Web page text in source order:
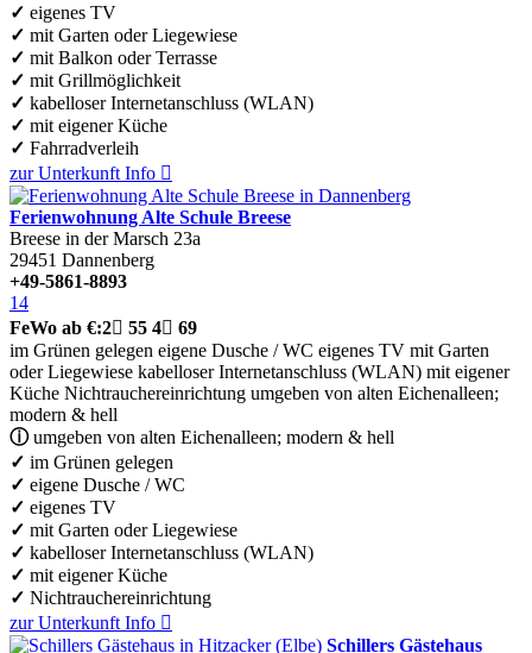
✓ eigenes TV
✓ mit Garten oder Liegewiese
✓ mit Balkon oder Terrasse
✓ mit Grillmöglichkeit
✓ kabelloser Internetanschluss (WLAN)
✓ mit eigener Küche
✓ Fahrradverleih
zur Unterkunft Info 
Ferienwohnung Alte Schule Breese
Breese in der Marsch 23a
29451 Dannenberg
+49-5861-8893
14
FeWo ab €:2 55 4 69
im Grünen gelegen eigene Dusche / WC eigenes TV mit Garten
oder Liegewiese kabelloser Internetanschluss (WLAN) mit eigener
Küche Nichtrauchereinrichtung umgeben von alten Eichenalleen;
modern & hell
ⓘumgeben von alten Eichenalleen; modern & hell
✓ im Grünen gelegen
✓ eigene Dusche / WC
✓ eigenes TV
✓ mit Garten oder Liegewiese
✓ kabelloser Internetanschluss (WLAN)
✓ mit eigener Küche
✓ Nichtrauchereinrichtung
zur Unterkunft Info 
Schillers Gästehaus